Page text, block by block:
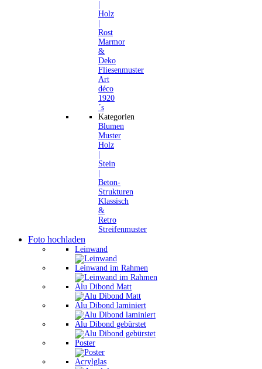
Holz
Rost
Marmor
&
Deko
Fliesenmuster
Art
déco
1920
´s
Kategorien
Blumen
Muster
Holz
Stein
Beton-
Strukturen
Klassisch
&
Retro
Streifenmuster
Foto hochladen
Leinwand
Leinwand im Rahmen
Alu Dibond Matt
Alu Dibond laminiert
Alu Dibond gebürstet
Poster
Acrylglas